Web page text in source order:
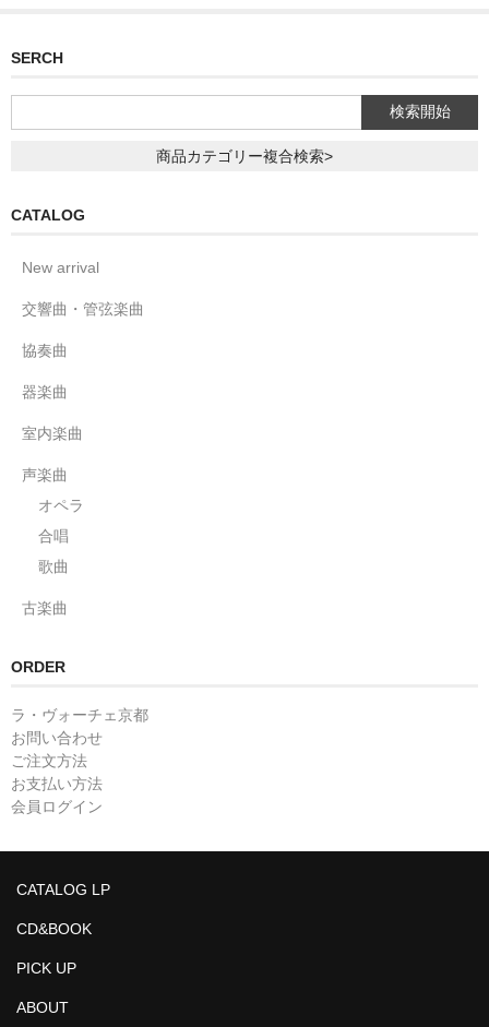
SERCH
商品カテゴリー複合検索>
CATALOG
New arrival
交響曲・管弦楽曲
協奏曲
器楽曲
室内楽曲
声楽曲
オペラ
合唱
歌曲
古楽曲
ORDER
ラ・ヴォーチェ京都
お問い合わせ
ご注文方法
お支払い方法
会員ログイン
CATALOG LP
CD&BOOK
PICK UP
ABOUT